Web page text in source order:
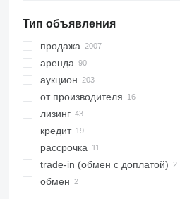
Тип объявления
продажа
аренда
аукцион
от производителя
лизинг
кредит
рассрочка
trade-in (обмен с доплатой)
обмен